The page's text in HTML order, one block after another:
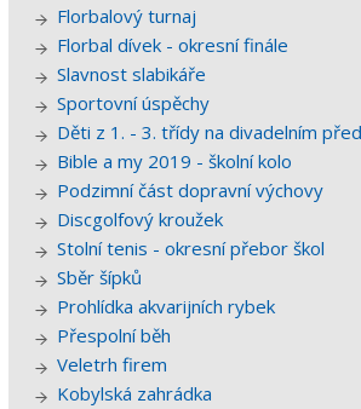
Florbalový turnaj
Florbal dívek - okresní finále
Slavnost slabikáře
Sportovní úspěchy
Děti z 1. - 3. třídy na divadelním
Bible a my 2019 - školní kolo
Podzimní část dopravní výchovy
Discgolfový kroužek
Stolní tenis - okresní přebor škol
Sběr šípků
Prohlídka akvarijních rybek
Přespolní běh
Veletrh firem
Kobylská zahrádka